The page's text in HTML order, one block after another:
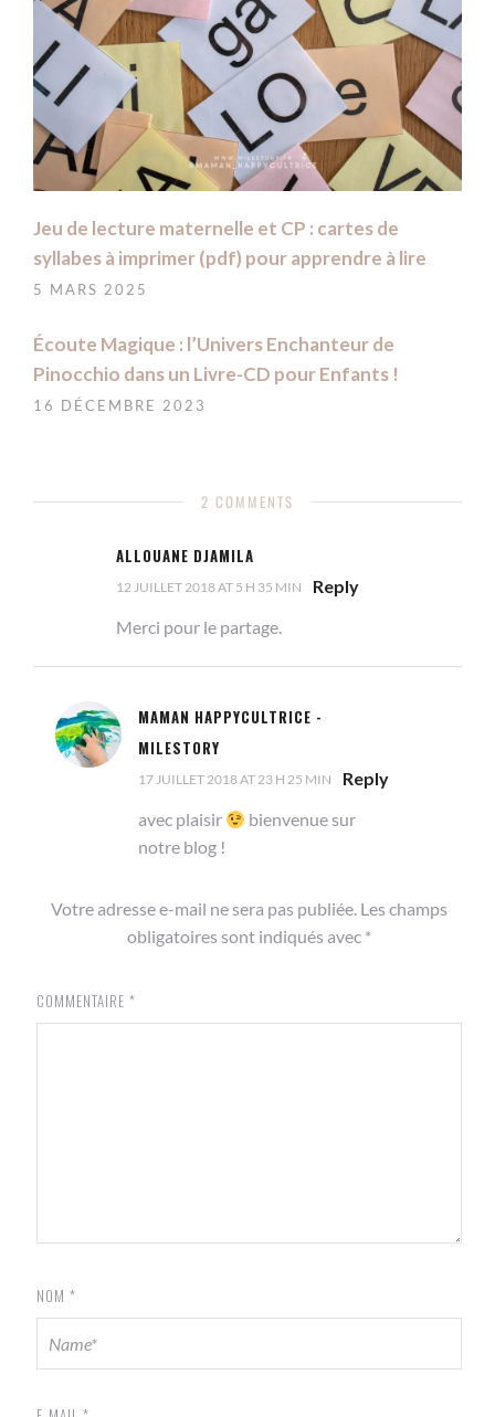
Jeu de lecture maternelle et CP : cartes de
syllabes à imprimer (pdf) pour apprendre à lire
5 MARS 2025
Écoute Magique : l’Univers Enchanteur de
Pinocchio dans un Livre-CD pour Enfants !
16 DÉCEMBRE 2023
2 COMMENTS
ALLOUANE DJAMILA
12 JUILLET 2018 AT 5 H 35 MIN
Reply
Merci pour le partage.
MAMAN HAPPYCULTRICE -
MILESTORY
17 JUILLET 2018 AT 23 H 25 MIN
Reply
avec plaisir
bienvenue sur
notre blog !
Votre adresse e-mail ne sera pas publiée. Les champs
obligatoires sont indiqués avec *
COMMENTAIRE *
NOM *